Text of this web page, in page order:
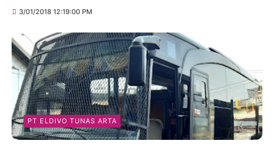
3/01/2018 12:19:00 PM
PT ELDIVO TUNAS ARTA